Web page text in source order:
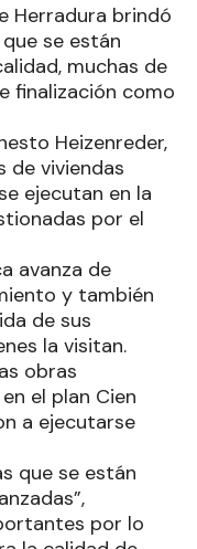
Herradura brindó
se están
muchas de
finalización como
Heizenreder,
de viviendas
ejecutan en la
por el
avanza de
y también
de sus
la visitan.
obras
el plan Cien
a ejecutarse
que se están
por lo